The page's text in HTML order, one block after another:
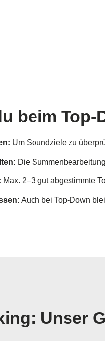
beim
Um Soundziele zu
Die
Max. 2–3 gut abgestimmte
Auch bei Top-Down
Unser